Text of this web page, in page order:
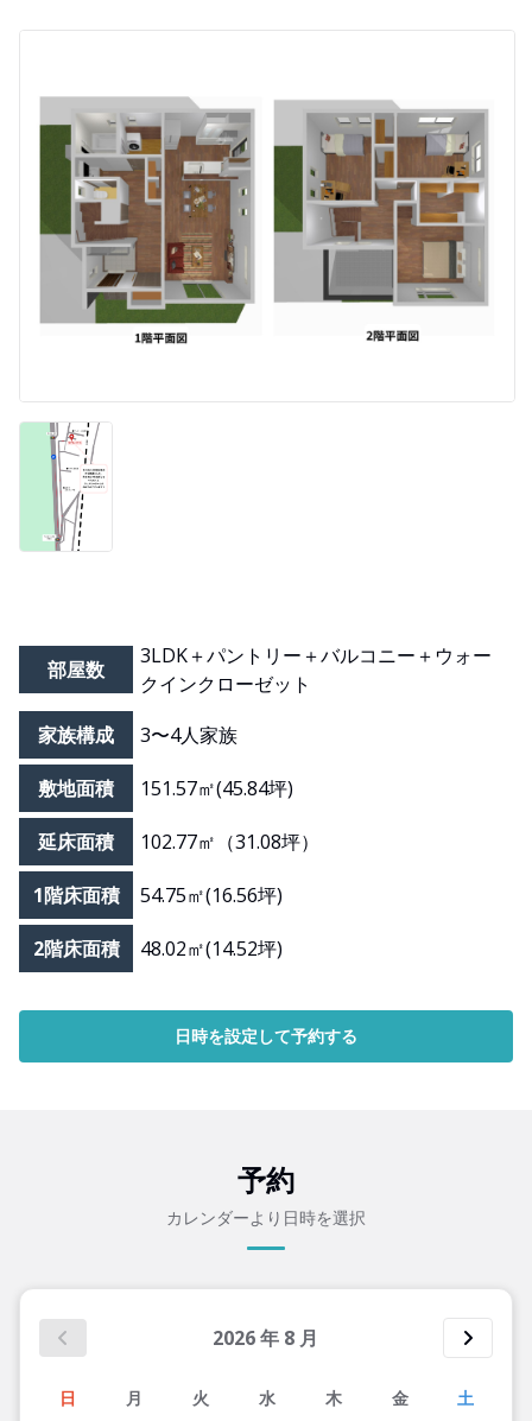
部屋数
3LDK＋パントリー＋バルコニー＋ウォー
クインクローゼット
家族構成
3〜4人家族
敷地面積 151.57㎡(45.84坪)
延床面積 102.77㎡（31.08坪）
1階床面積 54.75㎡(16.56坪)
2階床面積 48.02㎡(14.52坪)
日時を設定して予約する
予約
カレンダーより日時を選択
2026年 8 月
日 月 火 水 木 金 土